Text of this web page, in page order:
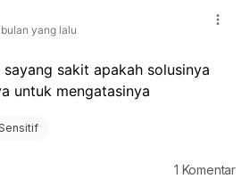
ini:
ditarik sendiri
hangat
manis, keras, dan terlalu panas/dingin
bentuk “daging” yang tumbuh itu.
bulan yang lalu
sakit apakah solusinya
untuk mengatasinya
1 Komentar